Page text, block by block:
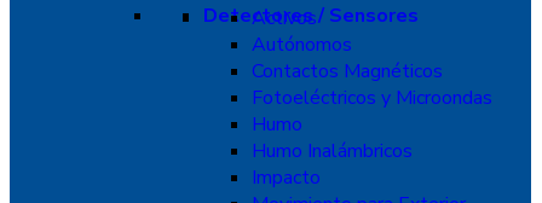
Detectores / Sensores
Activos
Autónomos
Contactos Magnéticos
Fotoeléctricos y Microondas
Humo
Humo Inalámbricos
Impacto